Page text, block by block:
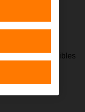
serie de posibles